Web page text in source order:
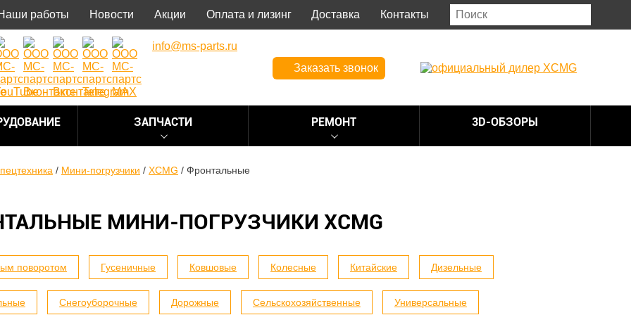
работы Новости Акции Оплата и лизинг Доставка Контакты
info@ms-parts.ru
Заказать звонок
ЗАПЧАСТИ РЕМОНТ 3D-ОБЗОРЫ
/ Мини-погрузчики / XCMG / Фронтальные
МИНИ-ПОГРУЗЧИКИ XCMG
поворотом Гусеничные Ковшовые Колесные Китайские Дизельные
Снегоуборочные Дорожные Сельскохозяйственные Универсальные